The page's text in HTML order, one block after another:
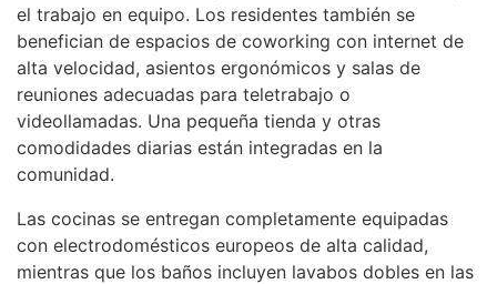
el trabajo en equipo. Los residentes también se
benefician de espacios de coworking con internet de
alta velocidad, asientos ergonómicos y salas de
reuniones adecuadas para teletrabajo o
videollamadas. Una pequeña tienda y otras
comodidades diarias están integradas en la
comunidad.
Las cocinas se entregan completamente equipadas
con electrodomésticos europeos de alta calidad,
mientras que los baños incluyen lavabos dobles en las